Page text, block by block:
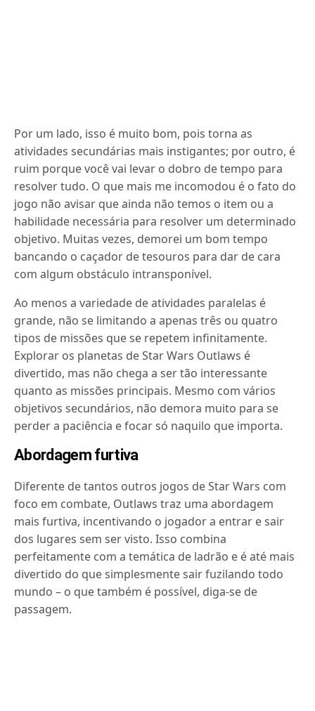
Por um lado, isso é muito bom, pois torna as
atividades secundárias mais instigantes; por outro, é
ruim porque você vai levar o dobro de tempo para
resolver tudo. O que mais me incomodou é o fato do
jogo não avisar que ainda não temos o item ou a
habilidade necessária para resolver um determinado
objetivo. Muitas vezes, demorei um bom tempo
bancando o caçador de tesouros para dar de cara
com algum obstáculo intransponível.
Ao menos a variedade de atividades paralelas é
grande, não se limitando a apenas três ou quatro
tipos de missões que se repetem infinitamente.
Explorar os planetas de Star Wars Outlaws é
divertido, mas não chega a ser tão interessante
quanto as missões principais. Mesmo com vários
objetivos secundários, não demora muito para se
perder a paciência e focar só naquilo que importa.
Abordagem furtiva
Diferente de tantos outros jogos de Star Wars com
foco em combate, Outlaws traz uma abordagem
mais furtiva, incentivando o jogador a entrar e sair
dos lugares sem ser visto. Isso combina
perfeitamente com a temática de ladrão e é até mais
divertido do que simplesmente sair fuzilando todo
mundo – o que também é possível, diga-se de
passagem.